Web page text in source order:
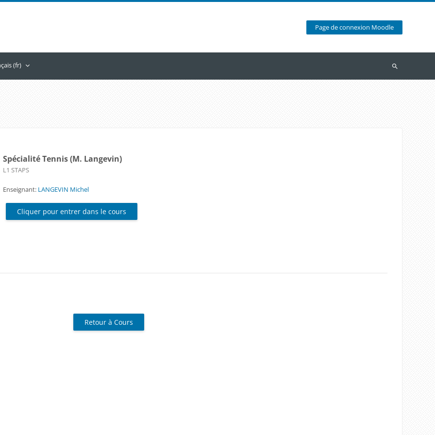
Page de connexion Moodle
‎(fr)‎
Recherche
Spécialité Tennis (M. Langevin)
Catégorie de cours
L1 STAPS
Enseignant: LANGEVIN Michel
Cliquer pour entrer dans le cours
Retour à Cours